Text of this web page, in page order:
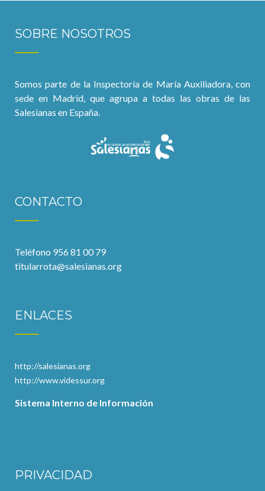
SOBRE NOSOTROS
Somos parte de la Inspectoría de María Auxiliadora, con
sede en Madrid, que agrupa a todas las obras de las
Salesianas en España.
CONTACTO
Teléfono 956 81 00 79
titularrota@salesianas.org
ENLACES
http://salesianas.org
http://www.videssur.org
Sistema Interno de Información
PRIVACIDAD